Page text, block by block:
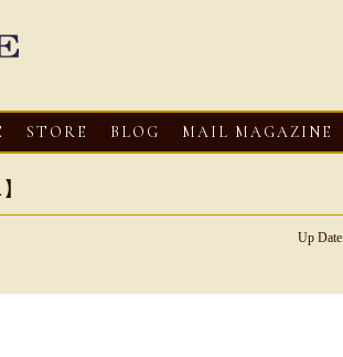
STORE BLOG MAIL MAGAZINE
Up Date